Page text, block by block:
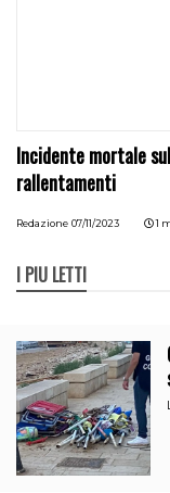
Incidente mortale
rallentamenti
Redazione 07/11/2023 1
I PIÙ LETTI